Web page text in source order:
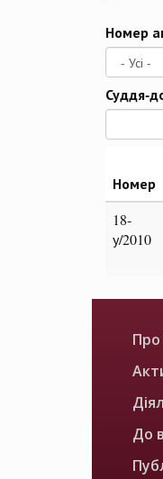
Номер
Суддя-
Номер
18-
у/2010
До